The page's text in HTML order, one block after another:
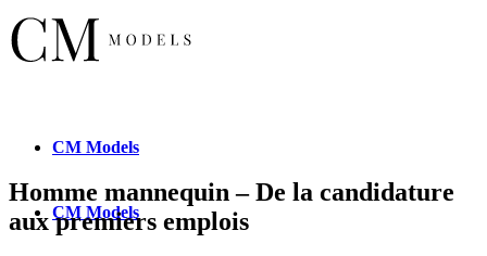
CM Models
CM Models
Homme mannequin – De la candidature
aux premiers emplois